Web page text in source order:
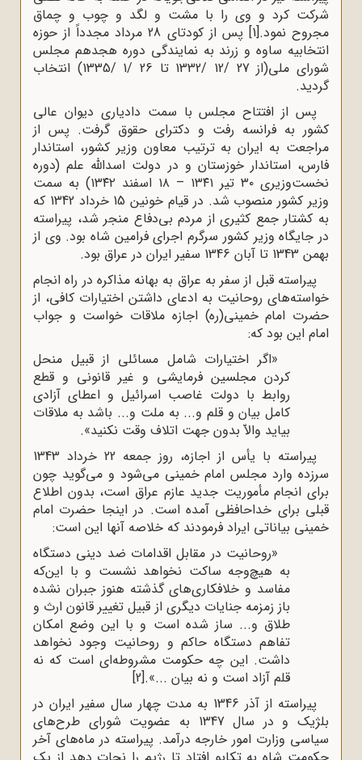
شرکت کرد و وی را با مشت و لگد و چوب و چماق
مجروح نمود.[1]
پس از کودتای 28 مرداد مجدداً از حوزه
انتخابیه ساوه و زرند به نمایندگی دوره هجدهم مجلس
شورای ملی(از 27 /12 /1332 تا 26 /1 /1335) انتخاب
گردید.
پس از افتتاح مجلس با سمت دادیاری دیوان عالی
کشور به فرانسه رفت و دکترای حقوق گرفت. پس از
مراجعت به ایران به ترتیب معاون وزیر کشور، استاندار
فارس، استاندار خوزستان و در دولت اسدالله علم (دوره
نخست‌وزیری ۳۰ تیر ۱۳۴۱ – ۱۸ اسفند ۱۳۴۲) به سمت
وزیر کشور منصوب شد. در قیام خونین 15 خرداد 1342 که
به کشتار جمع کثیری از مردم بی‌دفاع منجر شد، پیراسته
در جایگاه وزیر کشور سرگرم اجرای فرامین شاه بود. وی از
بهمن 1343 تا آبان 1346 سفیر ایران در عراق بود.
پیراسته قبل از سفر به عراق به بهانه مذاکره در راه انجام
خواسته‌های روحانیت به ادعای داشتن اختیارات کافی، از
حضرت امام خمینی(ره) اجازه ملاقات خواست و جواب
امام این بود که:
«اگر اختیارات شامل مسائلی از قبیل منحل
کردن مجلسین فرمایشی و غیر قانونی و قطع
روابط با دولت غاصب اسرائیل و اعطای آزادی
کامل بیان و قلم و... به ملت و... باشد به ملاقات
بیاید والاّ بدون جهت اتلاف وقت نکنید».
پیراسته با یأس از اجازه، روز جمعه 22 خرداد 1343
سرزده وارد مجلس امام خمینی می‌شود و می‌گوید چون
برای انجام مأموریت جدید عازم عراق است، بدون اطلاع
قبلی برای خداحافظی آمده است. در اینجا حضرت امام
خمینی بیاناتی ایراد فرمودند که خلاصه آنها این است:
«روحانیت در مقابل اقدامات ضد دینی دستگاه
به هیچ‌وجه ساکت نخواهد نشست و با این‌که
مفاسد و خلافکاری‌های گذشته هنوز جبران نشده
باز زمزمه جنایات دیگری از قبیل تغییر قانون ارث و
طلاق و... ساز شده است و با این وضع امکان
تفاهم دستگاه حاکم و روحانیت وجود نخواهد
داشت. این چه حکومت مشروطه‌ای است که نه
قلم آزاد است و نه بیان ...».[2]
پیراسته از آذر 1346 به مدت چهار سال سفیر ایران در
بلژیک و در سال 1347 به عضویت شورای طرح‌های
سیاسی وزارت امور خارجه درآمد. پیراسته در ماه‌های آخر